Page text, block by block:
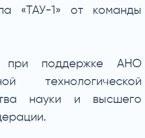
«ТАУ-1» от команды
при поддержке АНО
технологической
науки и высшего